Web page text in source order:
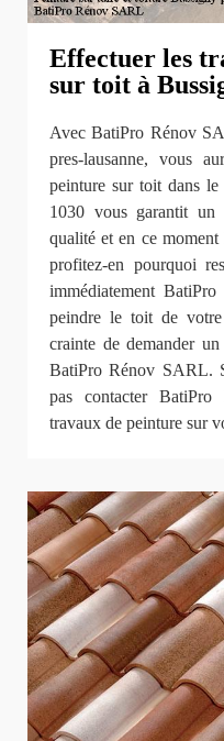
Effectuer les
sur toit à
Avec BatiPro Rénov
pres-lausanne, vous
peinture sur toit dans
1030 vous garantit un
qualité et en ce
profitez-en pourquoi
immédiatement
peindre le toit de
crainte de demander
BatiPro Rénov SARL.
pas contacter
travaux de peinture sur